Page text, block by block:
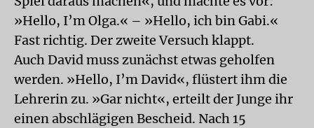
»Hello, I’m Olga.« – »Hello, ich bin Gabi.«
Fast richtig. Der zweite Versuch klappt.
Auch David muss zunächst etwas geholfen
werden. »Hello, I’m David«, flüstert ihm die
Lehrerin zu. »Gar nicht«, erteilt der Junge ihr
einen abschlägigen Bescheid. Nach 15